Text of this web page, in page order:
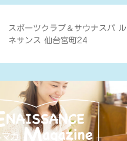
スポーツクラブ ＆ サウナスパ ル
ネサンス 仙台宮町24